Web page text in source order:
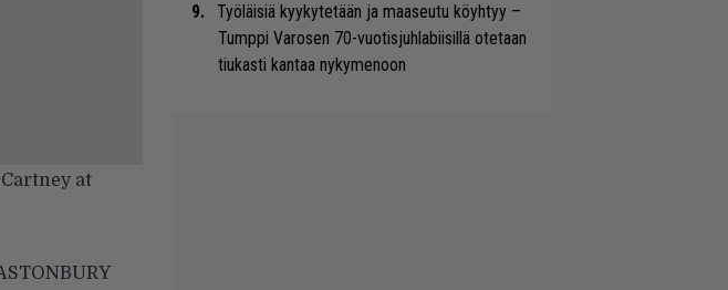
at
Työläisiä kyykytetään ja maaseutu köyhtyy –
Tumppi Varosen 70-vuotisjuhlabiisillä otetaan
tiukasti kantaa nykymenoon